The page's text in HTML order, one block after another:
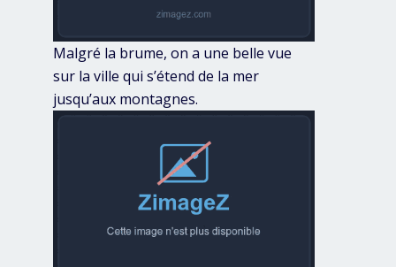
Malgré la brume, on a une belle vue
sur la ville qui s’étend de la mer
jusqu’aux montagnes.